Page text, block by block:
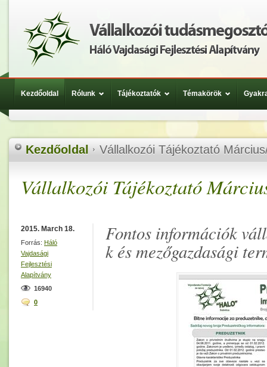
Kezdőoldal Rólunk Tájékoztatók Témakörök
Kezdőoldal Vállalkozói Tájékoztató
Vállalkozói Tájékoztató
2015. March 18.
Forrás: Háló
Vajdasági
Fejlesztési
Alapítvány
16940
0
Fontos információk
k és mezőgazdasági